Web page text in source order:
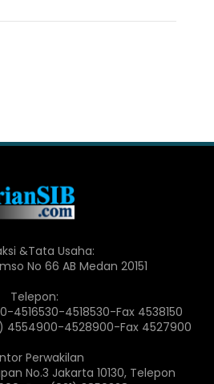
&Tata Usaha:
No 66 AB Medan 20151
Telepon:
4516530-4518530-Fax 4538150
4554900-4528900-Fax 4527900
Perwakilan
No.3 Jakarta 10130, Telepon